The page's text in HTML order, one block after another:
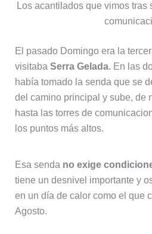
Los acantilados que vimos tras
El pasado Domingo era la
visitaba Serra Gelada. En las
había tomado la senda que se
del camino principal y sube, de
hasta las torres de
los puntos más altos.
Esa senda no exige
tiene un desnivel importante y
en un día de calor como el que
Agosto.